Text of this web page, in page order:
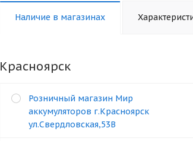
Наличие в магазинах
Красноярск
Розничный магазин Мир
аккумуляторов г.Красноярск
ул.Свердловская,53В